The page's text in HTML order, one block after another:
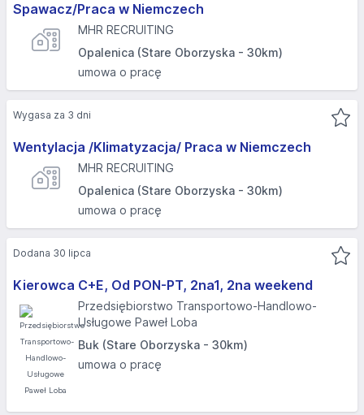
Spawacz/Praca w Niemczech
MHR RECRUITING
Opalenica (Stare Oborzyska - 30km)
umowa o pracę
Wentylacja /Klimatyzacja/ Praca w Niemczech
MHR RECRUITING
Opalenica (Stare Oborzyska - 30km)
umowa o pracę
Wygasa za 3 dni
Kierowca C+E, Od PON-PT, 2na1, 2na weekend
Przedsiębiorstwo Transportowo-Handlowo-
Usługowe Paweł Loba
Buk (Stare Oborzyska - 30km)
umowa o pracę
Dodana 30 lipca